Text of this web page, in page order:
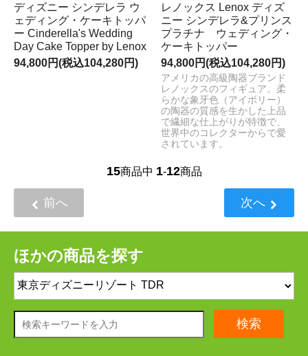
ディズニー シンデレラ ウ
ェディング・ケーキトッパ
ー Cinderella's Wedding
Day Cake Topper by Lenox
94,800円(税込104,280円)
レノックス Lenox ディズ
ニー シンデレラ&プリンス
プラチナ ウェディング・
ケーキトッパー
94,800円(税込104,280円)
アメリカの高級陶器ブランド
レノックスのフィギュア。柔
らかな象牙色（アイボリー）
の陶器の質感を生かした上品
で繊細な仕上がりが特徴で、
世界中のコレクターからで愛
されています。
15商品中 1-12商品
前へ 次へ
ほかの商品を探す
検索